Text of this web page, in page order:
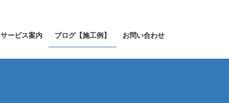
サービス案内 ブログ【施工例】 お問い合わせ